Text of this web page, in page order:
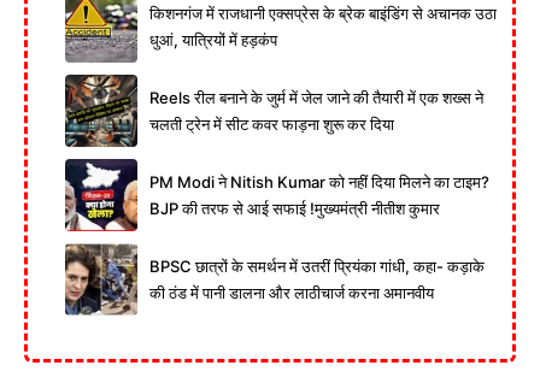
किशनगंज में राजधानी एक्सप्रेस के ब्रेक बाइंडिंग से अचानक उठा
धुआं, यात्रियों में हड़कंप
Reels रील बनाने के जुर्म में जेल जाने की तैयारी में एक शख्स ने
चलती ट्रेन में सीट कवर फाड़ना शुरू कर दिया
PM Modi ने Nitish Kumar को नहीं दिया मिलने का टाइम?
BJP की तरफ से आई सफाई !मुख्यमंत्री नीतीश कुमार
BPSC छात्रों के समर्थन में उतरीं प्रियंका गांधी, कहा- कड़ाके
की ठंड में पानी डालना और लाठीचार्ज करना अमानवीय